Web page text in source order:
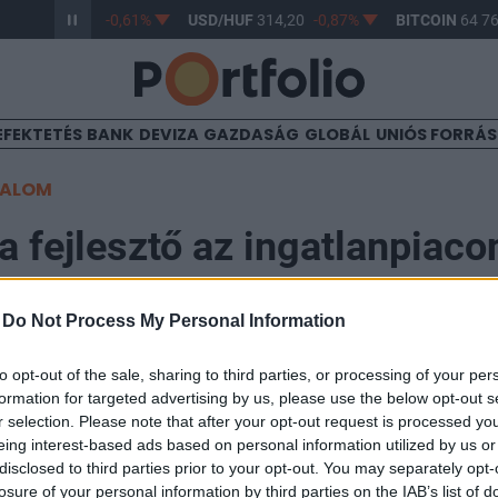
Do Not Process My Personal Information
opt-out of the sale, sharing to third parties, or processing of your
for targeted advertising by us, please use the below opt-out
selection. Please note that after your opt-out request is processed
interest-based ads based on personal information utilized by us
to third parties prior to your opt-out. You may separately
of your personal information by third parties on the IAB’s list of
363,17 -0,61% USD/HUF314,20 -0,87% BITCOIN64
BANK DEVIZA GAZDASÁG GLOBÁL UNIÓS
fejlesztő az
tartott a hazai, és az elmúlt 1-2 évben már a
is ismerté vált ingatlanfejlesztő, a Futureal. A
Csoport vezérigazgatója, Tatár Tibor, a Futureal
valamint Földi Tibor, a Cordia Zrt. vezérigazgatója